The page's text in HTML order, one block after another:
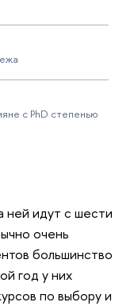
с PhD степенью
ней идут с шести
очень
большинство
год у них
по выбору и